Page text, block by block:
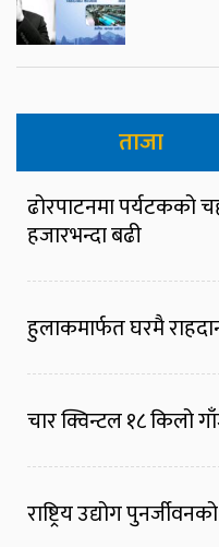
ताजा
ढोरपाटनमा पर्यटकको
हजारभन्दा बढी
हुलाकमार्फत घरमै
चार क्विन्टल १८ किलो
राष्ट्रिय उद्योग